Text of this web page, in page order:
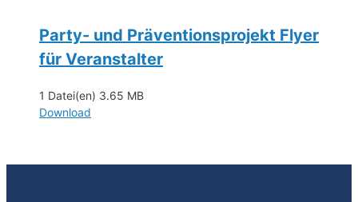
Party- und Präventionsprojekt Flyer
für Veranstalter
1 Datei(en) 3.65 MB
Download